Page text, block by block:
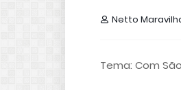
Netto
Tema: Com